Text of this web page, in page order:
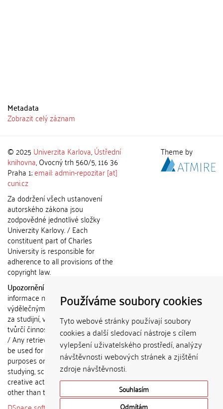
Používáme soubory cookies
Tyto webové stránky používají soubory
cookies a další sledovací nástroje s cílem
vylepšení uživatelského prostředí, analýzy
návštěvnosti webových stránek a zjištění
zdroje návštěvnosti.
Souhlasím
Odmítám
Metadata
Zobrazit celý záznam
© 2025 Univerzita Karlova,Ústřední
knihovna, Ovocný trh 560/5, 116 36
Praha 1;email: admin-repozitar [at]
cuni.cz
Za dodržení všech ustanovení
autorského zákona jsou
zodpovědné jednotlivé složky
Univerzity Karlovy. / Each
constituent part of Charles
University is responsible for
adherence to all provisions of the
copyright law.
Upozornění / Notice:
informace nemohou být použity k
výdělečným účelům nebo vydávány
za studijní, vědeckou nebo jinou
tvůrčí činnost jiné osoby než autora.
/ Any retrieved information shall not
be used for any commercial
purposes or claimed as results of
studying, scientific or any other
creative activities of any person
other than the author.
Theme by